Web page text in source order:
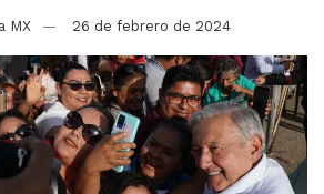
MX 26 de febrero de 2024